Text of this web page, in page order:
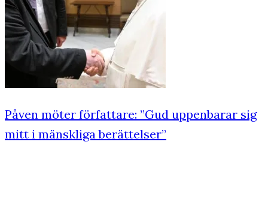
Påven möter författare: ”Gud uppenbarar sig
mitt i mänskliga berättelser”